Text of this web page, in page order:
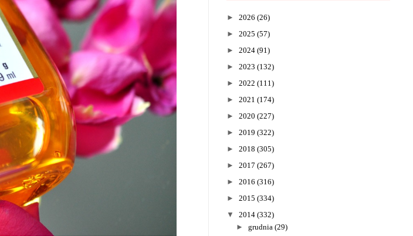
► 2026 (26)
► 2025 (57)
► 2024 (91)
► 2023 (132)
► 2022 (111)
► 2021 (174)
► 2020 (227)
► 2019 (322)
► 2018 (305)
► 2017 (267)
► 2016 (316)
► 2015 (334)
▼
2014 (332)
► grudnia (29)